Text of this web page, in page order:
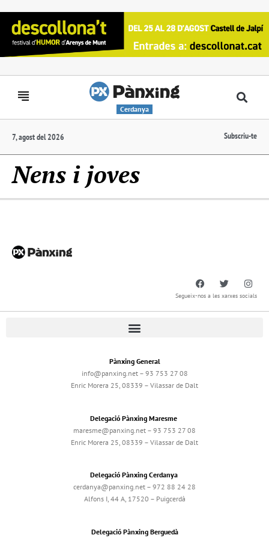
Cerdanya
7, agost del 2026 Subscriu-te
Nens i joves
Segueix-nos a les xarxes socials
Pànxing General
info@panxing.net – 93 753 27 08
Enric Morera 25, 08339 – Vilassar de Dalt
Delegació Pànxing Maresme
maresme@panxing.net – 93 753 27 08
Enric Morera 25, 08339 – Vilassar de Dalt
Delegació Pànxing Cerdanya
cerdanya@panxing.net – 972 88 24 28
Alfons I, 44 A, 17520 – Puigcerdà
Delegació Pànxing Berguedà